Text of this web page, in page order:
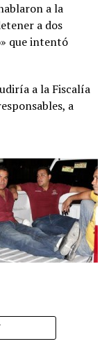
a la
a dos
que intentó
a la Fiscalía
a